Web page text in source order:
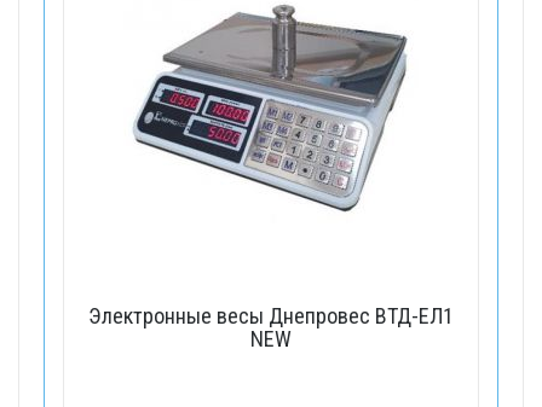
Электронные весы Днепровес ВТД-ЕЛ1
NEW